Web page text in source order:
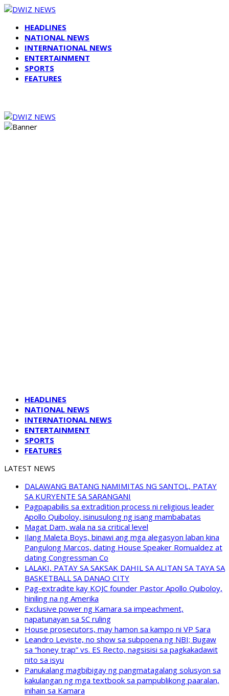
HEADLINES
NATIONAL NEWS
INTERNATIONAL NEWS
ENTERTAINMENT
SPORTS
FEATURES
HEADLINES
NATIONAL NEWS
INTERNATIONAL NEWS
ENTERTAINMENT
SPORTS
FEATURES
LATEST NEWS
DALAWANG BATANG NAMIMITAS NG SANTOL, PATAY
SA KURYENTE SA SARANGANI
Pagpapabilis sa extradition process ni religious leader
Apollo Quiboloy, isinusulong ng isang mambabatas
Magat Dam, wala na sa critical level
Ilang Maleta Boys, binawi ang mga alegasyon laban kina
Pangulong Marcos, dating House Speaker Romualdez at
dating Congressman Co
LALAKI, PATAY SA SAKSAK DAHIL SA ALITAN SA TAYA SA
BASKETBALL SA DANAO CITY
Pag-extradite kay KOJC founder Pastor Apollo Quiboloy,
hiniling na ng Amerika
Exclusive power ng Kamara sa impeachment,
napatunayan sa SC ruling
House prosecutors, may hamon sa kampo ni VP Sara
Leandro Leviste, no show sa subpoena ng NBI; Bugaw
sa “honey trap” vs. ES Recto, nagsisisi sa pagkakadawit
nito sa isyu
Panukalang magbibigay ng pangmatagalang solusyon sa
kakulangan ng mga textbook sa pampublikong paaralan,
inihain sa Kamara